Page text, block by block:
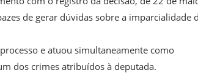
de gerar dúvidas sobre a imparcialidade
e atuou simultaneamente como
dos crimes atribuídos à deputada.